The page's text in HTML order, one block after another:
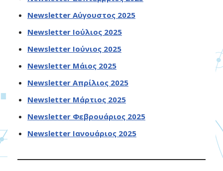
Newsletter Αύγουστος 2025
Newsletter Ιούλιος 2025
Newsletter Ιούνιος 2025
Newsletter Μάιος 2025
Newsletter Απρίλιος 2025
Newsletter Μάρτιος 2025
Newsletter Φεβρουάριος 2025
Newsletter Ιανουάριος 2025